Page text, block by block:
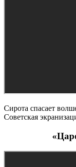
Сирота спасает
Советская